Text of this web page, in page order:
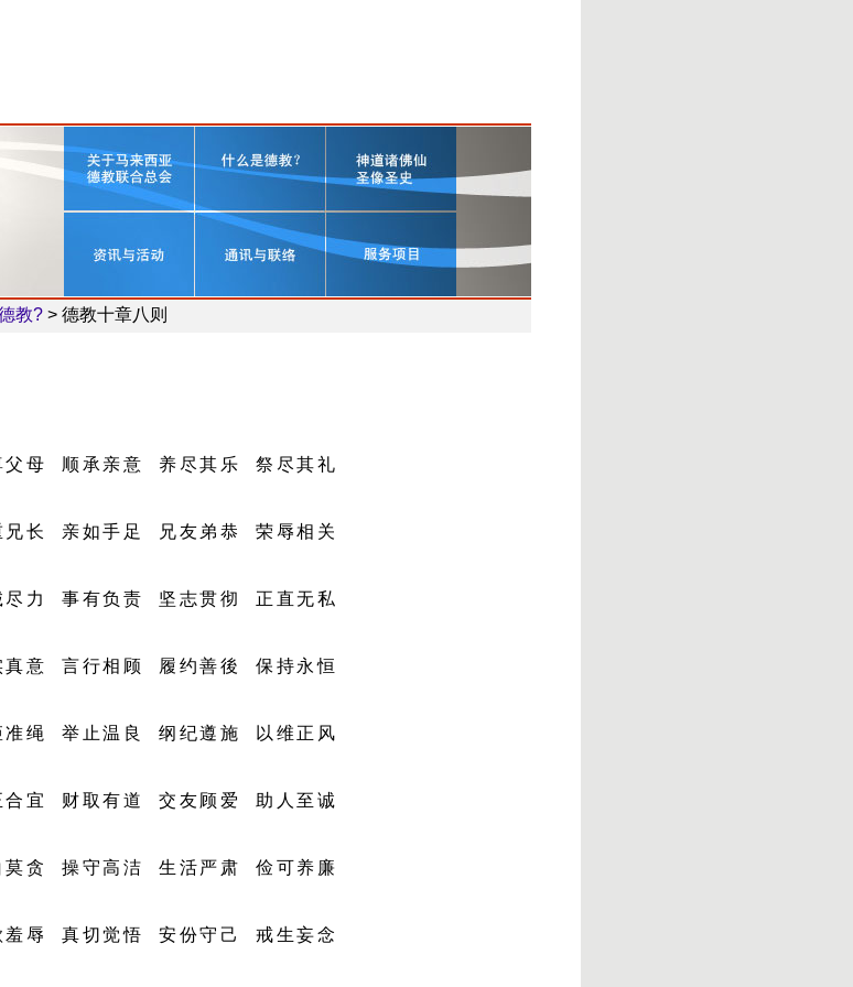
教? > 德教十章八则
父母 顺承亲意 养尽其乐 祭尽其礼
兄长 亲如手足 兄友弟恭 荣辱相关
尽力 事有负责 坚志贯彻 正直无私
真意 言行相顾 履约善後 保持永恒
准绳 举止温良 纲纪遵施 以维正风
合宜 财取有道 交友顾爱 助人至诚
莫贪 操守高洁 生活严肃 俭可养廉
羞辱 真切觉悟 安份守己 戒生妄念